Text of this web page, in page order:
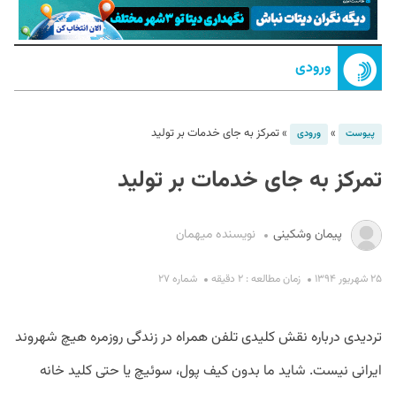
ورودی
پیوست » ورودی »تمرکز به جای خدمات بر تولید
تمرکز به جای خدمات بر تولید
پیمان وشکینی نویسنده میهمان
۲۵ شهریور ۱۳۹۴ زمان مطالعه : ۲ دقیقه شماره ۲۷
تردیدی درباره نقش کلیدی تلفن همراه در زندگی روزمره هیچ شهروند
ایرانی نیست. شاید ما بدون کیف پول، سوئیچ یا حتی کلید خانه